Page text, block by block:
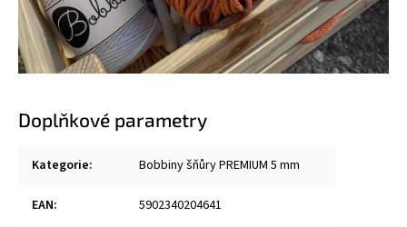
Doplňkové parametry
Kategorie: Bobbiny šňůry PREMIUM 5 mm
EAN: 5902340204641